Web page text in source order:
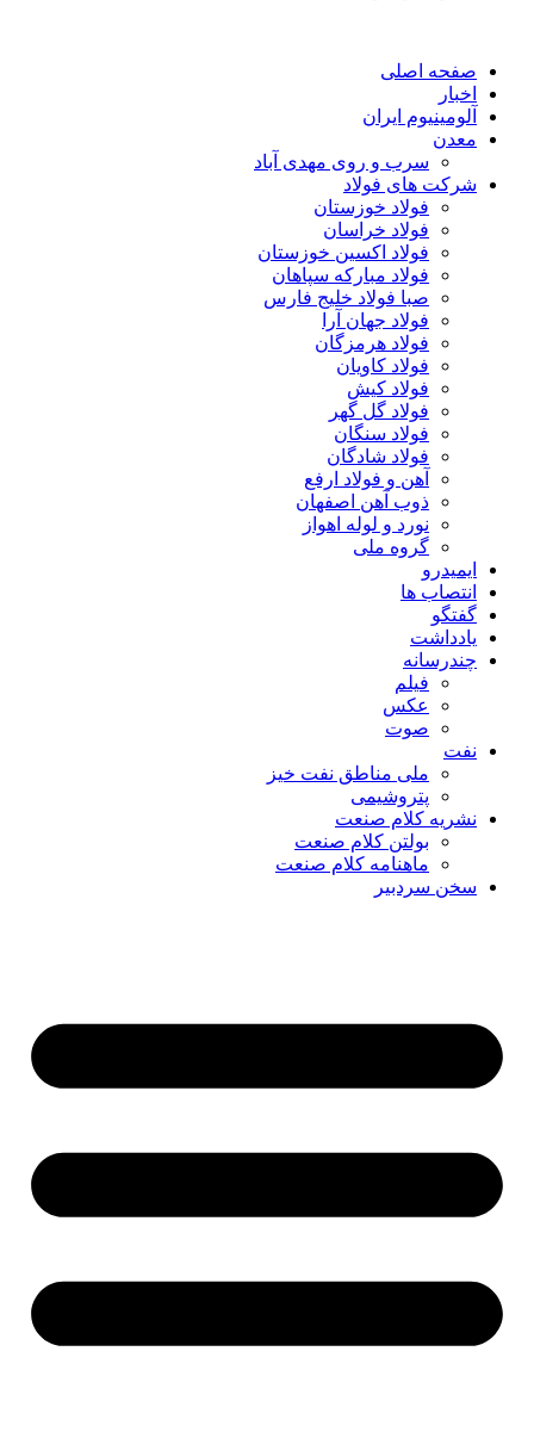
صفحه اصلی
اخبار
آلومینیوم ایران
معدن
سرب و روی مهدی آباد
شرکت های فولاد
فولاد خوزستان
فولاد خراسان
فولاد اکسین خوزستان
فولاد مبارکه سپاهان
صبا فولاد خلیج فارس
فولاد جهان آرا
فولاد هرمزگان
فولاد کاویان
فولاد کیش
فولاد گل گهر
فولاد سنگان
فولاد شادگان
آهن و فولاد ارفع
ذوب آهن اصفهان
نورد و لوله اهواز
گروه ملی
ایمیدرو
انتصاب ها
گفتگو
یادداشت
چندرسانه
فیلم
عکس
صوت
نفت
ملی مناطق نفت خیز
پتروشیمی
نشریه کلام صنعت
بولتن کلام صنعت
ماهنامه کلام صنعت
سخن سردبیر